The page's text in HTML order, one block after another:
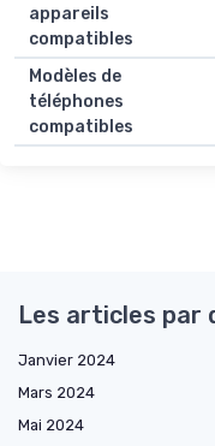
appareils
compatibles
Modèles de
téléphones
compatibles
Les articles par
Janvier 2024
Mars 2024
Mai 2024